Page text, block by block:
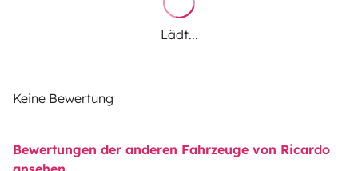
Lädt...
Keine Bewertung
Bewertungen der anderen Fahrzeuge von Ricardo